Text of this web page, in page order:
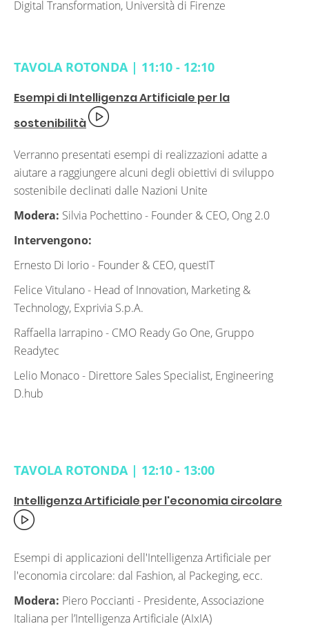
Digital Transformation, Università di Firenze
TAVOLA ROTONDA | 11:10 - 12:10
Esempi di Intelligenza Artificiale per la
sostenibilità
Verranno presentati esempi di realizzazioni adatte a
aiutare a raggiungere alcuni degli obiettivi di sviluppo
sostenibile declinati dalle Nazioni Unite
Modera: Silvia Pochettino - Founder & CEO, Ong 2.0
Intervengono:
Ernesto Di Iorio - Founder & CEO, questIT
Felice Vitulano - Head of Innovation, Marketing &
Technology, Exprivia S.p.A.
Raffaella Iarrapino - CMO Ready Go One, Gruppo
Readytec
Lelio Monaco - Direttore Sales Specialist, Engineering
D.hub
TAVOLA ROTONDA | 12:10 - 13:00
Intelligenza Artificiale per l'economia circolare
Esempi di applicazioni dell'Intelligenza Artificiale per
l'economia circolare: dal Fashion, al Packeging, ecc.
Modera: Piero Poccianti - Presidente,Associazione
Italiana per l’Intelligenza Artificiale (AIxIA)